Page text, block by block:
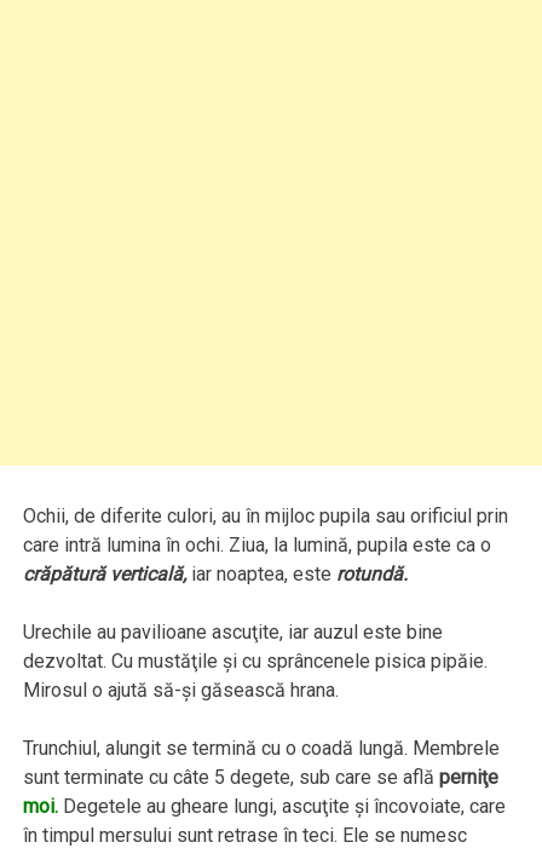
Ochii, de diferite culori, au în mijloc pupila sau orificiul prin
care intră lumina în ochi. Ziua, la lumină, pupila este ca o
crăpătură verticală,iar noaptea, este rotundă.
Urechile au pavilioane ascuţite, iar auzul este bine
dezvoltat. Cu mustăţile şi cu sprâncenele pisica pipăie.
Mirosul o ajută să-şi găsească hrana.
Trunchiul, alungit se termină cu o coadă lungă. Membrele
sunt terminate cu câte 5 degete, sub care se aflăperniţe
moi. Degetele au gheare lungi, ascuţite şi încovoiate, care
în timpul mersului sunt retrase în teci. Ele se numesc